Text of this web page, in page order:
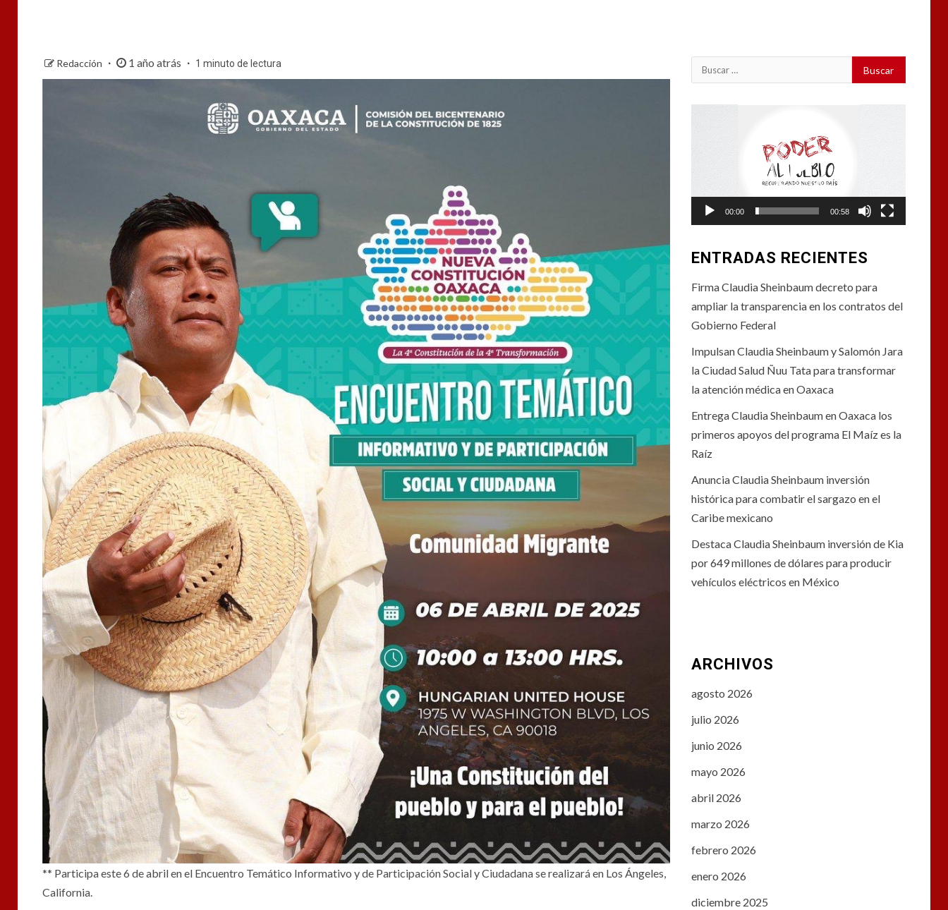
Redacción 1 año atrás 1 minuto de lectura
** Participa este 6 de abril en el Encuentro Temático Informativo y de Participación Social y Ciudadana se realizará en Los Ángeles,
California.
Buscar:
00:00 00:58
ENTRADAS RECIENTES
Firma Claudia Sheinbaum decreto para
ampliar la transparencia en los contratos del
Gobierno Federal
Impulsan Claudia Sheinbaum y Salomón Jara
la Ciudad Salud Ñuu Tata para transformar
la atención médica en Oaxaca
Entrega Claudia Sheinbaum en Oaxaca los
primeros apoyos del programa El Maíz es la
Raíz
Anuncia Claudia Sheinbaum inversión
histórica para combatir el sargazo en el
Caribe mexicano
Destaca Claudia Sheinbaum inversión de Kia
por 649 millones de dólares para producir
vehículos eléctricos en México
ARCHIVOS
agosto 2026
julio 2026
junio 2026
mayo 2026
abril 2026
marzo 2026
febrero 2026
enero 2026
diciembre 2025